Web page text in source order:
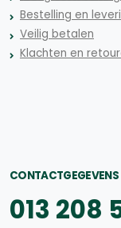
Bestelling en
Veilig betalen
Klachten en
CONTACTGEGEVENS
013 208